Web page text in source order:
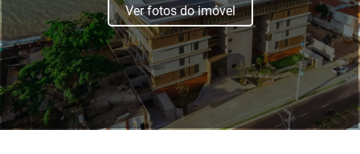
Ver fotos do imóvel